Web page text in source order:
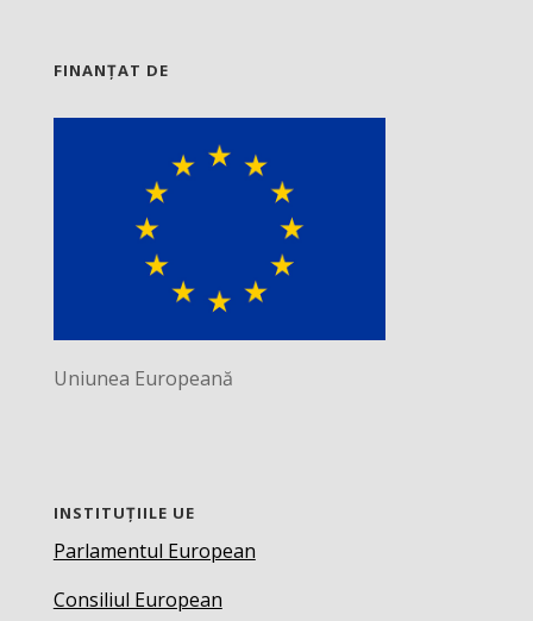
FINANȚAT DE
Uniunea Europeană
INSTITUȚIILE UE
Parlamentul European
Consiliul European